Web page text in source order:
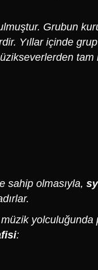
Grubun
Yıllar içinde
tam
sahip olmasıyla,
: